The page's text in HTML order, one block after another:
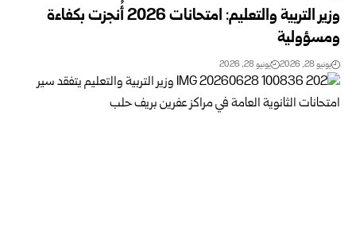
وزير التربية والتعليم: امتحانات 2026 أُنجزت بكفاءة
ومسؤولية
يونيو 28, 2026 يونيو 28, 2026